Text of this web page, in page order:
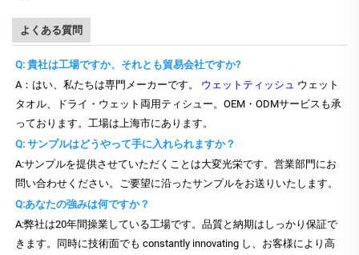
よくある質問
Q: 貴社は工場ですか、それとも貿易会社ですか?
A：はい、私たちは専門メーカーです。 ウェットティッシュ ウェット
タオル、ドライ・ウェット両用ティシュー。OEM・ODMサービスも承
っております。工場は上海市にあります。
Q: サンプルはどうやって手に入れられますか？
A:サンプルを提供させていただくことは大変光栄です。営業部門にお
問い合わせください。ご要望に沿ったサンプルをお送りいたします。
Q:あなたの強みは何ですか？
A:弊社は20年間操業している工場です。品質と納期はしっかり保証で
きます。同時に技術面でも constantly innovating し、お客様により高